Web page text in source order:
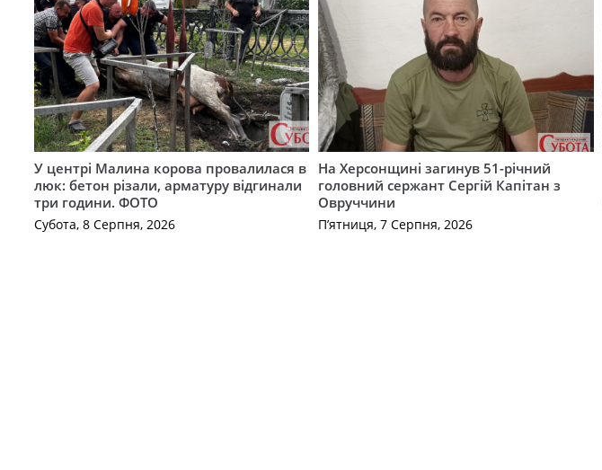
У центрі Малина корова провалилася в
люк: бетон різали, арматуру відгинали
три години. ФОТО
Субота, 8 Серпня, 2026
На Херсонщині загинув 51-річний
головний сержант Сергій Капітан з
Овруччини
П’ятниця, 7 Серпня, 2026